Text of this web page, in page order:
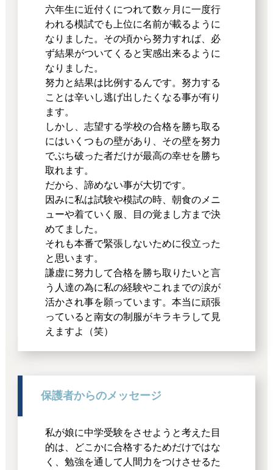
六年生に近付くにつれて数ヶ月に一度行
われる模試でも上位に名前が載るように
なりました。その頃から努力すれば、必
ず結果がついてくると実感出来るように
なりました。
努力と結果は比例するんです。努力する
ことは辛いし逃げ出したくなる事が有り
ます。
しかし、志望する学校の合格を勝ち取る
にはいくつもの壁があり、その壁を努力
でぶち破った者だけが最高の幸せを勝ち
取れます。
だから、諦めない事が大切です。
因みに私は試験や模試の時、朝食のメニ
ューや着ていく服、目の覚まし方まで決
めてました。
それも本番で緊張しないために役立った
と思います。
謙虚に努力して合格を勝ち取りたいと言
う人達の為に私の経験やこれまでの涙が
活かされ事を願っています。本当に頑張
っていると南女の制服がキラキラして見
えますよ（笑）
保護者からのメッセージ
私が娘に中学受験をさせようと考えた目
的は、どこかに合格するためだけではな
く、勉強を通して人間力をつけさせるた